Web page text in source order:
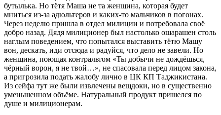
бутылька. Но тётя Маша не та женщина, которая будет
мниться из-за адюльтеров и каких-то мальчиков в погонах.
Через неделю пришла в отдел милиции и потребовала своё
добро назад. Дядя милиционер был настолько ошарашен столь
наглым поведением, что попытался выставить тётю Машу
вон, дескать, иди отсюда и радуйся, что дело не завели. Но
женщина, поющая контральтом «Ты добычи не дождёшься,
чёрный ворон, я не твой…», не спасовала перед лицом закона,
а пригрозила подать жалобу лично в ЦК КП Таджикистана.
Из сейфа тут же были извлечены вещдоки, но в существенно
уменьшенном объёме. Натуральный продукт пришелся по
душе и милиционерам.